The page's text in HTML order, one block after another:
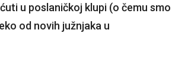
u poslaničkoj klupi (o čemu smo
od novih južnjaka u